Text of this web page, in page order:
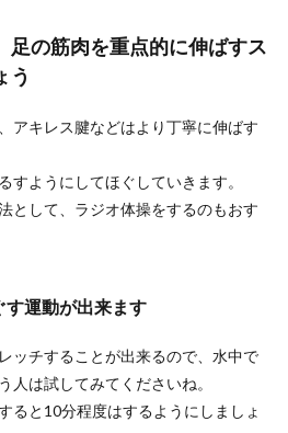
ラフープの回し方のコツ！初心者で
み...
りやすく伝える方法
のバタ足を子どもに教えるときにはどのよう
ツやポイントがあるのでしょうか？ 子どもに
足を...
足の筋肉を重点的に伸ばすス
う
アキレス腱などはより丁寧に伸ばす
すようにしてほぐしていきます。
として、ラジオ体操をするのもおす
す運動が出来ます
ッチすることが出来るので、水中で
人は試してみてくださいね。
ると10分程度はするようにしましょ